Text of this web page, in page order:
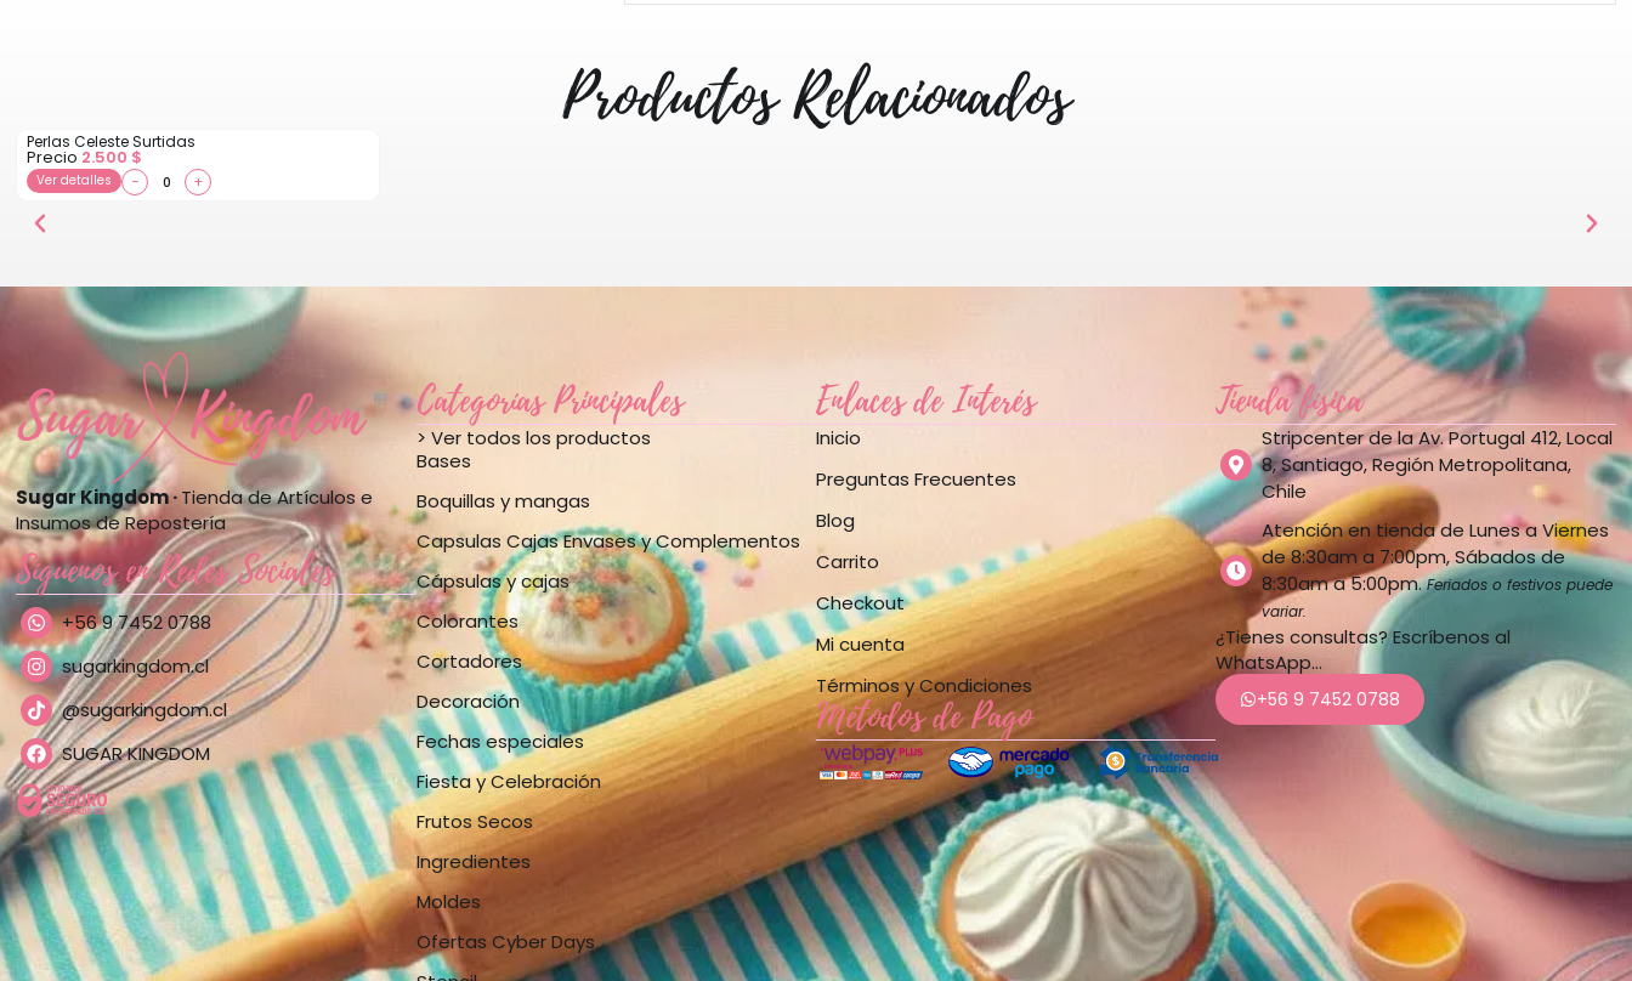
Productos Relacionados
Perlas Celeste Surtidas
Precio 2.500 $
Ver detalles − +
Sugar Kingdom ·Tienda de Artículos e
Insumos de Repostería
Síguenos en Redes Sociales
+56 9 7452 0788
sugarkingdom.cl
@sugarkingdom.cl
SUGAR KINGDOM
Categorías Principales
> Ver todos los productos
Bases
Boquillas y mangas
Capsulas Cajas Envases y Complementos
Cápsulas y cajas
Colorantes
Cortadores
Decoración
Fechas especiales
Fiesta y Celebración
Frutos Secos
Ingredientes
Moldes
Ofertas Cyber Days
Enlaces de Interés
Inicio
Preguntas Frecuentes
Blog
Carrito
Checkout
Mi cuenta
Términos y Condiciones
Métodos de Pago
Tienda física
Stripcenter de la Av. Portugal 412, Local
8, Santiago, Región Metropolitana,
Chile
Atención en tienda de Lunes a Viernes
de 8:30am a 7:00pm, Sábados de
8:30am a 5:00pm.Feriados o festivos puede
variar.
¿Tienes consultas? Escríbenos al
WhatsApp…
+56 9 7452 0788